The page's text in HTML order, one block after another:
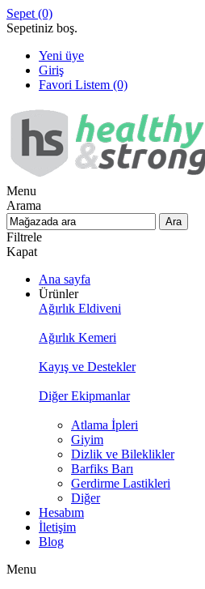
Sepet (0)
Sepetiniz boş.
Yeni üye
Giriş
Favori Listem (0)
Menu
Arama
Filtrele
Kapat
Ana sayfa
Ürünler
Ağırlık Eldiveni
Ağırlık Kemeri
Kayış ve Destekler
Diğer Ekipmanlar
Atlama İpleri
Giyim
Dizlik ve Bileklikler
Barfiks Barı
Gerdirme Lastikleri
Diğer
Hesabım
İletişim
Blog
Menu